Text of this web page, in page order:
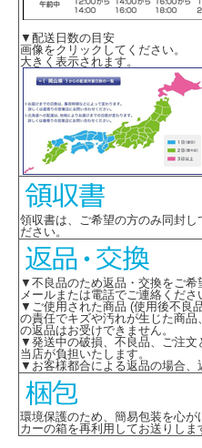
▼配送日数の目安
画像をクリックしてください。
大きく表示されます。
領収書は、ご希望の方のみ同封し
ださい。
▼不良品のため返品・交換をご
メールまたは電話でご連絡くださ
▼ご使用された商品 (使用後不良
の責任でキズや汚れが生じた商
の返品はお受けできません。
▼発送中の破損、不良品、ご注文
当店が負担いたします。
▼お客様都合による返品の場合、
環境保護のため、簡易包装を心
カーの箱を再利用してお送りしま